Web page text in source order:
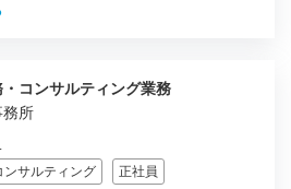
コンサルティング業務
務所
ンサルティング 正社員